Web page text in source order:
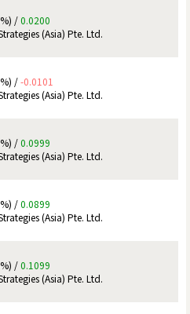
/0.0200
(Asia) Pte. Ltd.
/-0.0101
(Asia) Pte. Ltd.
/0.0999
(Asia) Pte. Ltd.
/0.0899
(Asia) Pte. Ltd.
/0.1099
(Asia) Pte. Ltd.